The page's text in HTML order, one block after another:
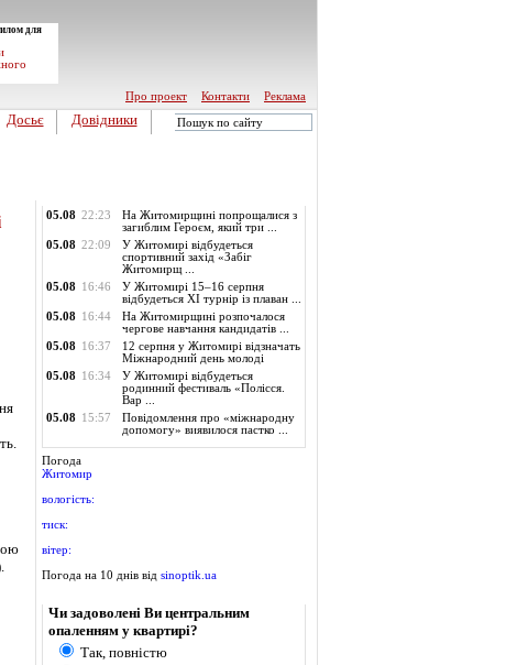
для
Про проект
Контакти Реклама
Досьє Довідники
05.08 22:23
На Житомирщині попрощалися з
загиблим Героєм, який три ...
05.08 22:09
У Житомирі відбудеться
спортивний захід «Забіг
Житомирщ ...
05.08 16:46
У Житомирі 15–16 серпня
відбудеться XI турнір із плаван ...
05.08 16:44
На Житомирщині розпочалося
чергове навчання кандидатів ...
05.08 16:37
12 серпня у Житомирі відзначать
Міжнародний день молоді
05.08 16:34
У Житомирі відбудеться
родинний фестиваль «Полісся.
Вар ...
05.08 15:57
Повідомлення про «міжнародну
допомогу» виявилося пастко ...
Погода
Житомир
вологість:
тиск:
вітер:
Погода на 10 днів від sinoptik.ua
Чи задоволені Ви центральним
опаленням у квартирі?
Так, повністю